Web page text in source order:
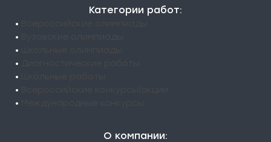
Категории работ:
•
•
•
•
•
•
•
О компании: